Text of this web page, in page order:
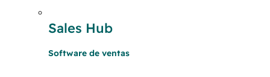
Sales Hub
Software de ventas